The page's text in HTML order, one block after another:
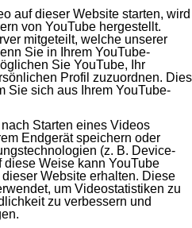
auf dieser Website starten, wird
von YouTube hergestellt.
mitgeteilt, welche unserer
Sie in Ihrem YouTube-
Sie YouTube, Ihr
Profil zuzuordnen. Dies
Sie sich aus Ihrem YouTube-
Starten eines Videos
Endgerät speichern oder
(z. B. Device-
diese Weise kann YouTube
Website erhalten. Diese
um Videostatistiken zu
zu verbessern und